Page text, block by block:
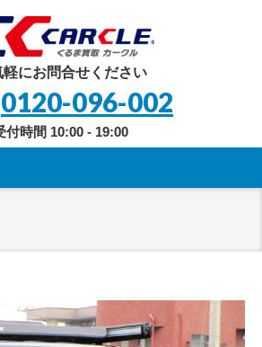
軽にお問合せください
0120-096-002
付時間 10:00 - 19:00